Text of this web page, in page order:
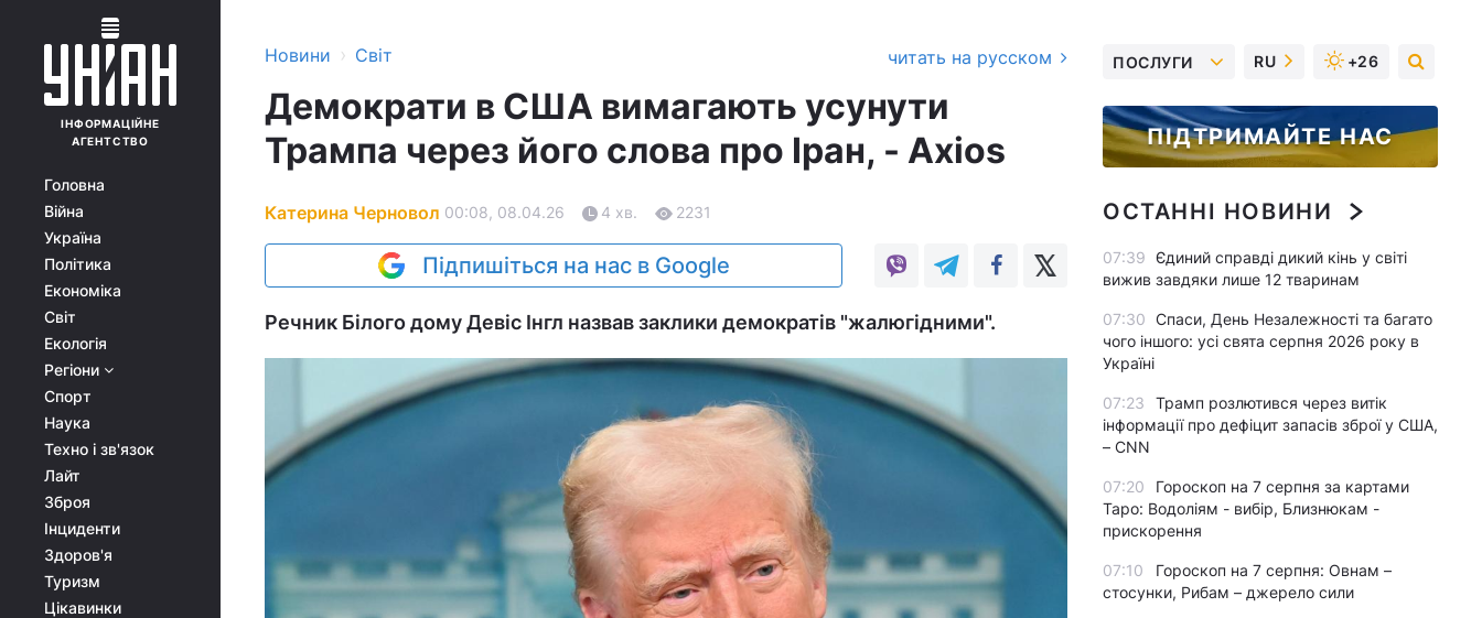
ІНФОРМАЦІЙНЕ
АГЕНТСТВО
Головна
Війна
Україна
Політика
Економіка
Світ
Екологія
Регіони
Спорт
Наука
Техно і зв'язок
Лайт
Зброя
Інциденти
Здоров'я
Туризм
Цікавинки
Новини › Світ читать на русском
Демократи в США вимагають усунути
Трампа через його слова про Іран, - Axios
Катерина Черновол 00:08, 08.04.26 4 хв. 2231
Підпишіться на нас в Google
Речник Білого дому Девіс Інгл назвав заклики демократів "жалюгідними".
ПОСЛУГИ RU +26
ПІДТРИМАЙТЕ НАС
ОСТАННІ НОВИНИ
07:39 Єдиний справді дикий кінь у світі
вижив завдяки лише 12 тваринам
07:30 Спаси, День Незалежності та багато
чого іншого: усі свята серпня 2026 року в
Україні
07:23
Трамп розлютився через витік
інформації про дефіцит запасів зброї у США,
– CNN
07:20
Гороскоп на 7 серпня за картами
Таро: Водоліям - вибір, Близнюкам -
прискорення
07:10
Гороскоп на 7 серпня: Овнам –
стосунки, Рибам – джерело сили